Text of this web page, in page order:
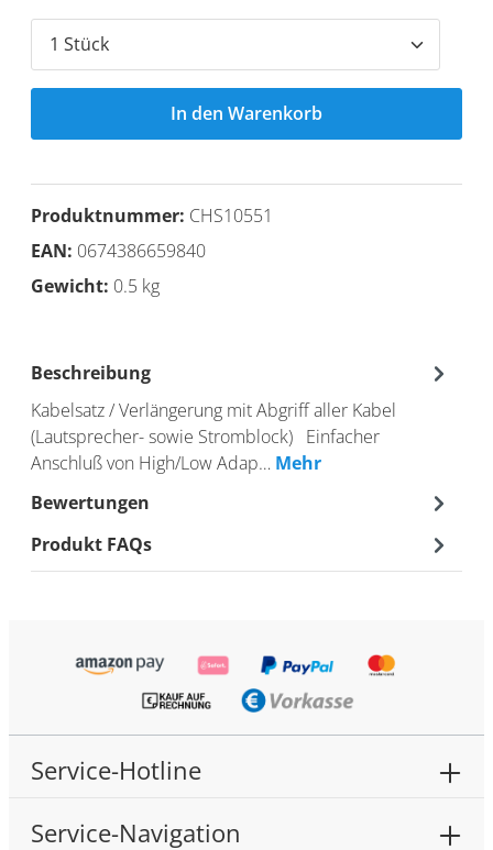
In den Warenkorb
Produktnummer: CHS10551
EAN: 0674386659840
Gewicht: 0.5 kg
Beschreibung
Kabelsatz / Verlängerung mit Abgriff aller Kabel
(Lautsprecher- sowie Stromblock) Einfacher
Anschluß von High/Low Adap… Mehr
Bewertungen
Produkt FAQs
Service-Hotline
Service-Navigation